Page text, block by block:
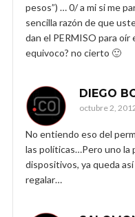
pesos”) … 0/ a mi si me
sencilla razón de que
dan el PERMISO para
equivoco? no cierto 🙂
DIEGO
octubre 2,
No entiendo eso del
las políticas…Pero uno
dispositivos, ya queda
regalar…